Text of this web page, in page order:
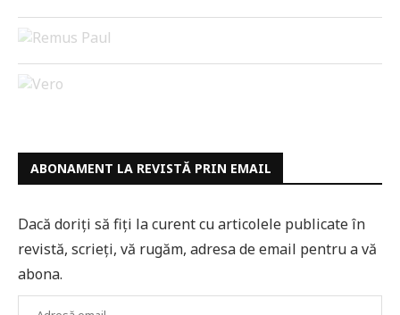
ABONAMENT LA REVISTĂ PRIN EMAIL
Dacă doriți să fiți la curent cu articolele publicate în
revistă, scrieți, vă rugăm, adresa de email pentru a vă
abona.